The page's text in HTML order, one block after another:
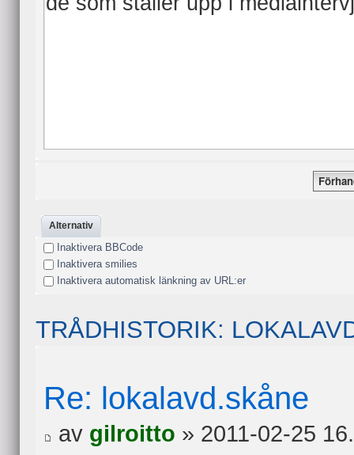
Alternativ
Inaktivera BBCode
Inaktivera smilies
Inaktivera automatisk länkning av URL:er
TRÅDHISTORIK:
Re: lokalavd.skåne
av gilroitto » 2011-02-25